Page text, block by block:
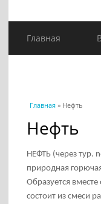
Главная
Вы здесь
Главная » Нефть
Нефть
НЕФТЬ (через тур.
природная
Образуется
состоит из смеси